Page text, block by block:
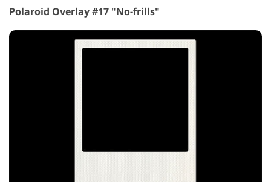
Polaroid Overlay #17 "No-frills"